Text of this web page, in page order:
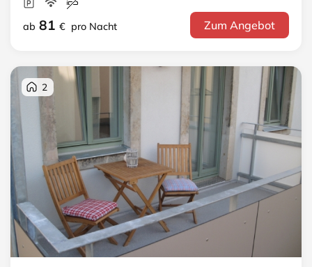
ab 81 € pro Nacht Zum Angebot
2